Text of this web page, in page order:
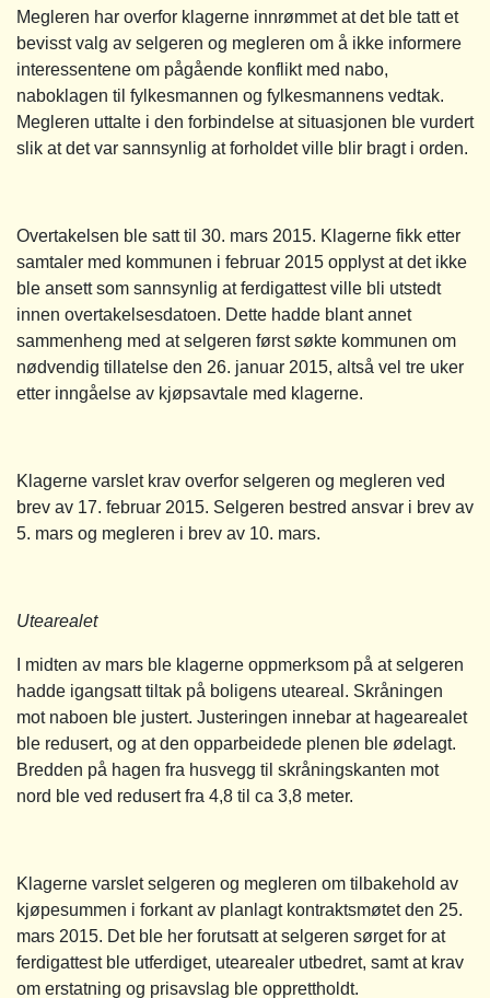
Megleren har overfor klagerne innrømmet at det ble tatt et
bevisst valg av selgeren og megleren om å ikke informere
interessentene om pågående konflikt med nabo,
naboklagen til fylkesmannen og fylkesmannens vedtak.
Megleren uttalte i den forbindelse at situasjonen ble vurdert
slik at det var sannsynlig at forholdet ville blir bragt i orden.
Overtakelsen ble satt til 30. mars 2015. Klagerne fikk etter
samtaler med kommunen i februar 2015 opplyst at det ikke
ble ansett som sannsynlig at ferdigattest ville bli utstedt
innen overtakelsesdatoen. Dette hadde blant annet
sammenheng med at selgeren først søkte kommunen om
nødvendig tillatelse den 26. januar 2015, altså vel tre uker
etter inngåelse av kjøpsavtale med klagerne.
Klagerne varslet krav overfor selgeren og megleren ved
brev av 17. februar 2015. Selgeren bestred ansvar i brev av
5. mars og megleren i brev av 10. mars.
Utearealet
I midten av mars ble klagerne oppmerksom på at selgeren
hadde igangsatt tiltak på boligens uteareal. Skråningen
mot naboen ble justert. Justeringen innebar at hagearealet
ble redusert, og at den opparbeidede plenen ble ødelagt.
Bredden på hagen fra husvegg til skråningskanten mot
nord ble ved redusert fra 4,8 til ca 3,8 meter.
Klagerne varslet selgeren og megleren om tilbakehold av
kjøpesummen i forkant av planlagt kontraktsmøtet den 25.
mars 2015. Det ble her forutsatt at selgeren sørget for at
ferdigattest ble utferdiget, utearealer utbedret, samt at krav
om erstatning og prisavslag ble opprettholdt.